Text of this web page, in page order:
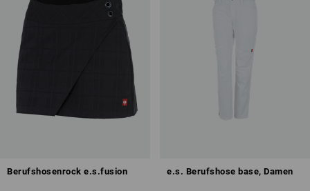
Berufshosenrock e.s.fusion e.s. Berufshose base, Damen